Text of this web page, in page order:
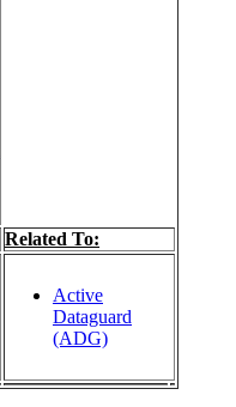
Related To:
Active
Dataguard
(ADG)